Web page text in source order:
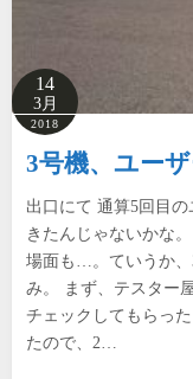
14
3月
2018
3号機、ユー
出口にて 通算5回目
きたんじゃないかな
場面も…。ていうか、
み。 まず、テスター
チェックしてもらっ
たので、2…